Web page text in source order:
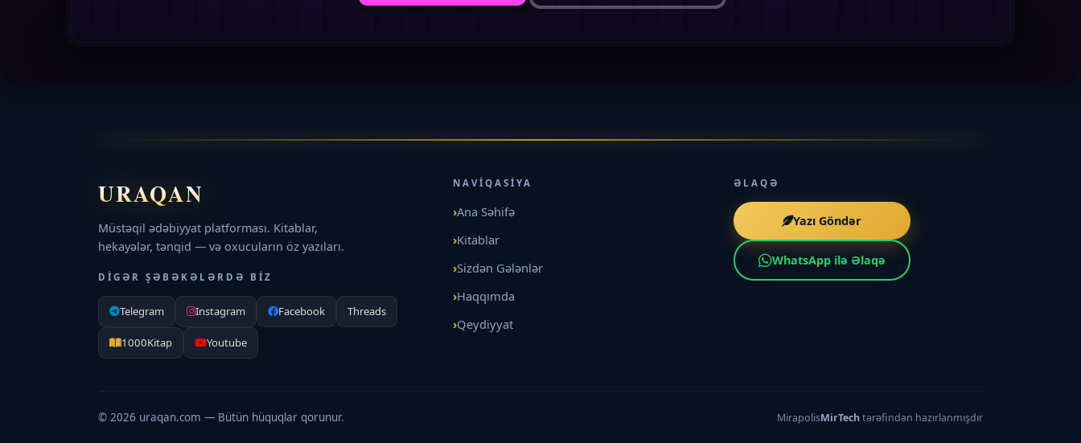
URAQAN
Müstəqil ədəbiyyat platforması. Kitablar,
hekayələr, tənqid — və oxucuların öz yazıları.
DIGƏR ŞƏBƏKƏLƏRDƏ BIZ
Telegram Instagram Facebook Threads
1000Kitap Youtube
NAVIQASIYA
Ana Səhifə
Kitablar
Sizdən Gələnlər
Haqqımda
Qeydiyyat
ƏLAQƏ
Yazı Göndər
WhatsApp ilə Əlaqə
© 2026 uraqan.com — Bütün hüquqlar qorunur. MirapolisMirTechtərəfindən hazırlanmışdır